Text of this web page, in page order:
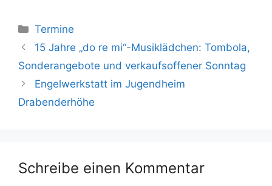
Kategorien
Termine
15 Jahre „do re mi“-Musiklädchen: Tombola,
Sonderangebote und verkaufsoffener Sonntag
Engelwerkstatt im Jugendheim
Drabenderhöhe
Schreibe einen Kommentar